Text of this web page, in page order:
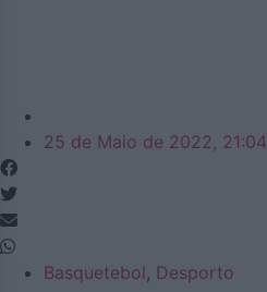
25 de Maio de 2022, 21:04
Basquetebol, Desporto